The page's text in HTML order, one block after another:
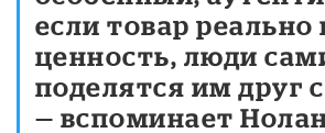
если товар реально
ценность, люди
поделятся им друг
— вспоминает